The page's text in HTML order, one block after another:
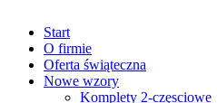
Start
O firmie
Oferta świąteczna
Nowe wzory
Komplety 2-częsciowe